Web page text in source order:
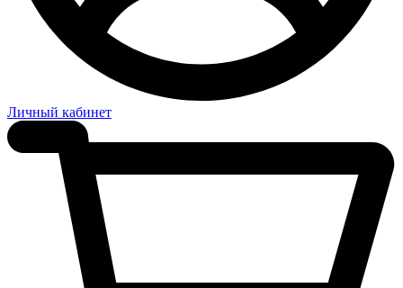
Личный кабинет